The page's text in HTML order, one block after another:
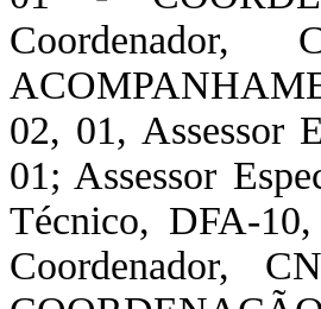
02, 01, Assessor
01; Assessor
Técnico, DFA-
Coordenador,